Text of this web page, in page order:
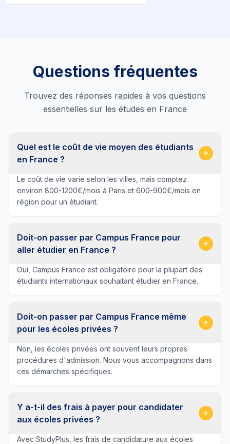
Questions fréquentes
Trouvez des réponses rapides à vos questions
essentielles sur les études en France
Quel est le coût de vie moyen des étudiants
en France ?
Le coût de vie varie selon les villes, mais comptez
environ 800-1200€/mois à Paris et 600-900€/mois en
région pour un étudiant.
Doit-on passer par Campus France pour
aller étudier en France ?
Oui, Campus France est obligatoire pour la plupart des
étudiants internationaux souhaitant étudier en France.
Doit-on passer par Campus France même
pour les écoles privées ?
Non, les écoles privées ont souvent leurs propres
procédures d'admission. Nous vous accompagnons dans
ces démarches spécifiques.
Y a-t-il des frais à payer pour candidater
aux écoles privées ?
Avec StudyPlus, les frais de candidature aux écoles